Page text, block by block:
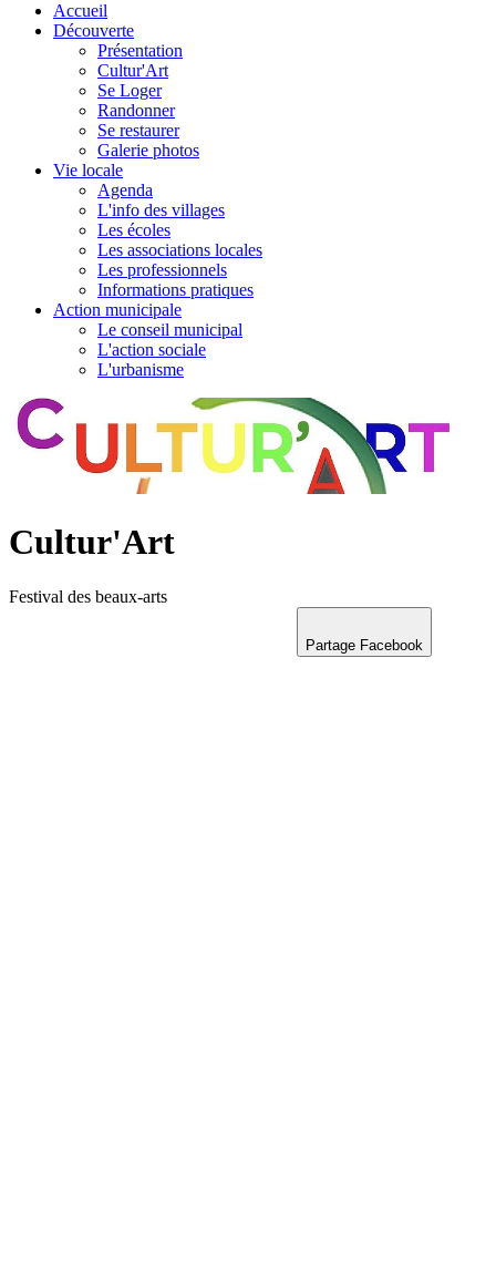
Accueil
Découverte
Présentation
Cultur'Art
Se Loger
Randonner
Se restaurer
Galerie photos
Vie locale
Agenda
L'info des villages
Les écoles
Les associations locales
Les professionnels
Informations pratiques
Action municipale
Le conseil municipal
L'action sociale
L'urbanisme
Cultur'Art
Festival des beaux-arts
Partage Facebook